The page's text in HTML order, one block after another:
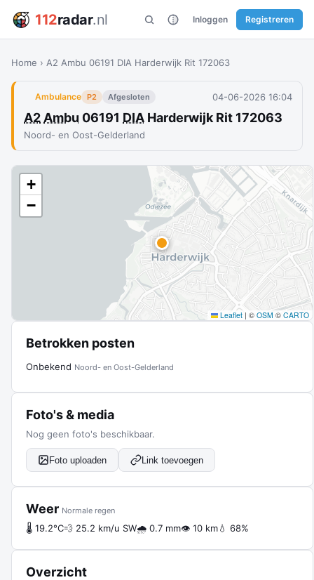
112radar.nl Inloggen Registreren
Home › A2 Ambu 06191 DIA Harderwijk Rit 172063
Ambulance P2 Afgesloten 04-06-2026 16:04
A2 Ambu 06191 DIA Harderwijk Rit 172063
Noord- en Oost-Gelderland
+
−
Leaflet | © OSM © CARTO
Betrokken posten
Onbekend Noord- en Oost-Gelderland
Foto's & media
Nog geen foto's beschikbaar.
Foto uploaden Link toevoegen
Weer Normale regen
🌡 19.2°C💨 25.2 km/u SW🌧 0.7 mm👁 10 km💧 68%
Overzicht